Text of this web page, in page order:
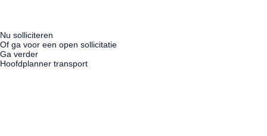
Nu solliciteren
Of ga voor een open sollicitatie
Ga verder
Hoofdplanner transport